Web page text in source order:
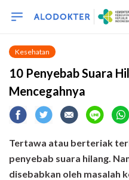
Kesehatan
10 Penyebab Suara
Mencegahnya
Tertawa atau berteriak
penyebab suara hilang.
disebabkan oleh masalah